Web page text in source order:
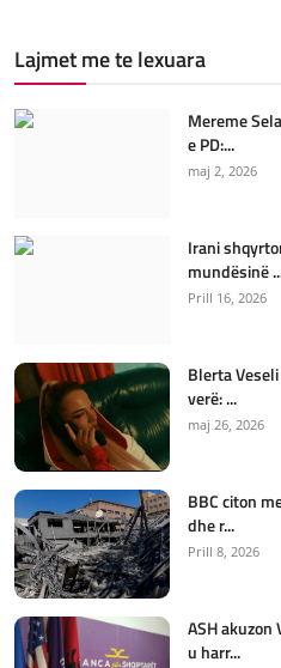
Lajmet me te lexuara
Mereme
e PD:...
maj 2, 2026
Irani
mundësinë
Prill 16, 2026
Blerta
verë: ...
maj 26, 2026
BBC citon
dhe r...
Prill 8, 2026
ASH
u harr...